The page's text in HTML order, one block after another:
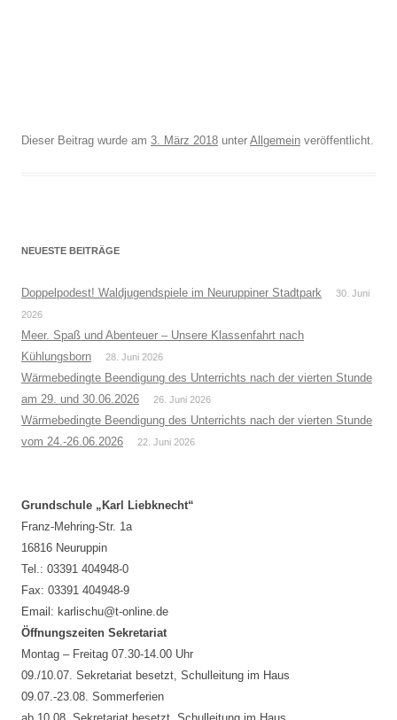
Dieser Beitrag wurde am 3. März 2018 unter Allgemein veröffentlicht.
NEUESTE BEITRÄGE
Doppelpodest! Waldjugendspiele im Neuruppiner Stadtpark
30. Juni
2026
Meer. Spaß und Abenteuer – Unsere Klassenfahrt nach
Kühlungsborn
28. Juni 2026
Wärmebedingte Beendigung des Unterrichts nach der vierten Stunde
am 29. und 30.06.2026
26. Juni 2026
Wärmebedingte Beendigung des Unterrichts nach der vierten Stunde
vom 24.-26.06.2026
22. Juni 2026
Grundschule „Karl Liebknecht“
Franz-Mehring-Str. 1a
16816 Neuruppin
Tel.: 03391 404948-0
Fax: 03391 404948-9
Email: karlischu@t-online.de
Öffnungszeiten Sekretariat
Montag – Freitag 07.30-14.00 Uhr
09./10.07. Sekretariat besetzt, Schulleitung im Haus
09.07.-23.08. Sommerferien